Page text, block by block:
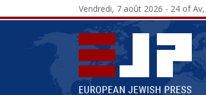
Vendredi, 7 août 2026 - 24 of